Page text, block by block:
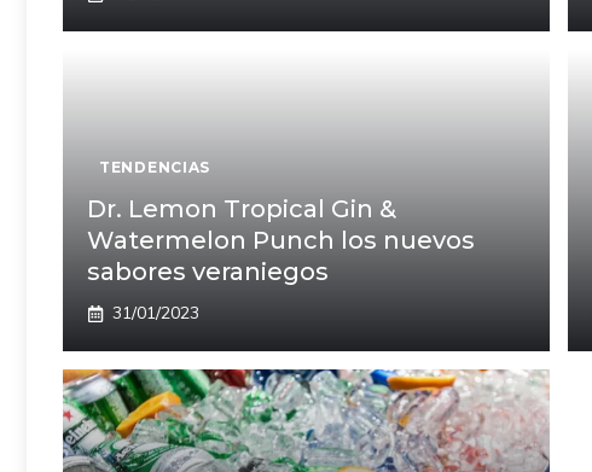
TENDENCIAS
Dr. Lemon Tropical Gin &
Watermelon Punch los nuevos
sabores veraniegos
31/01/2023